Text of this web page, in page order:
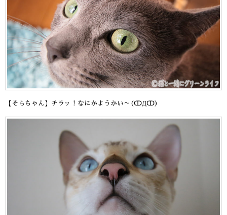
【そらちゃん】チラッ！なにかようかい～(ↀДↀ)